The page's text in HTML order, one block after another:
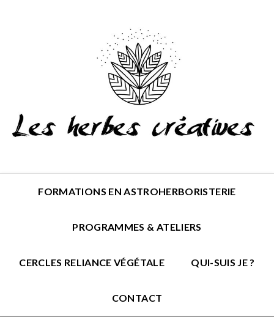
FORMATIONS EN ASTROHERBORISTERIE
PROGRAMMES & ATELIERS
CERCLES RELIANCE VÉGÉTALE QUI-SUIS JE ?
CONTACT